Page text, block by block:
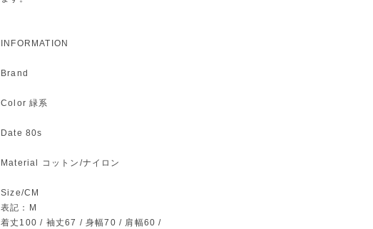
INFORMATION
Brand
Color 緑系
Date 80s
Material コットン/ナイロン
Size/CM
表記：M
着丈100 / 袖丈67 / 身幅70 / 肩幅60 /